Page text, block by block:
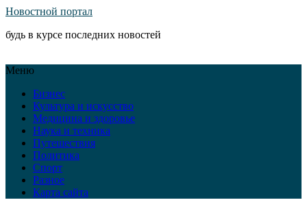
Новостной портал
будь в курсе последних новостей
Меню
Бизнес
Культура и искусство
Медицина и здоровье
Наука и техника
Путешествия
Политика
Спорт
Разное
Карта сайта